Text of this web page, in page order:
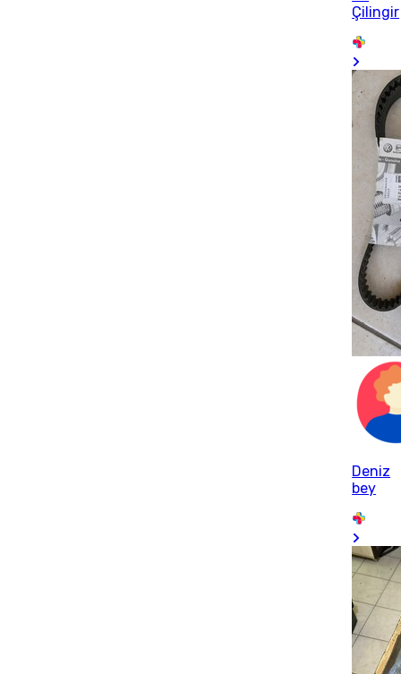
Çilingir
Deniz
bey